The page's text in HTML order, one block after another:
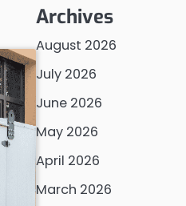
Archives
August 2026
July 2026
June 2026
May 2026
April 2026
March 2026